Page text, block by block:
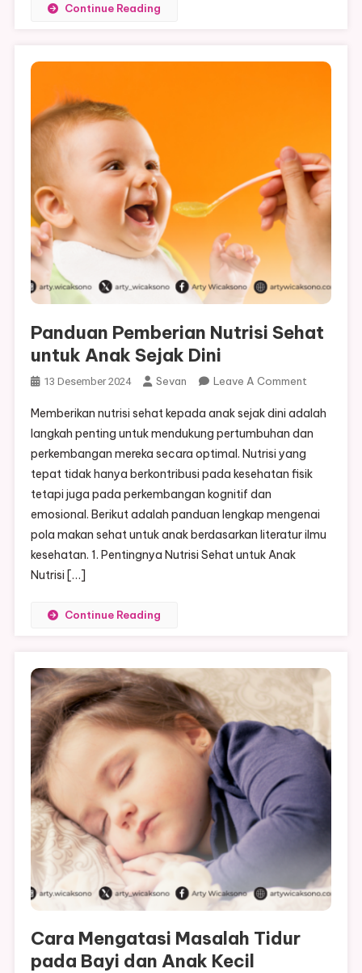
Continue Reading
Panduan Pemberian Nutrisi Sehat
untuk Anak Sejak Dini
13 Desember 2024 Sevan Leave A CommentOn
Pemberian
Nutrisi
Untuk
Sejak
Dini
Memberikan nutrisi sehat kepada anak sejak dini adalah
langkah penting untuk mendukung pertumbuhan dan
perkembangan mereka secara optimal. Nutrisi yang
tepat tidak hanya berkontribusi pada kesehatan fisik
tetapi juga pada perkembangan kognitif dan
emosional. Berikut adalah panduan lengkap mengenai
pola makan sehat untuk anak berdasarkan literatur ilmu
kesehatan. 1. Pentingnya Nutrisi Sehat untuk Anak
Nutrisi […]
Continue Reading
Cara Mengatasi Masalah Tidur
pada Bayi dan Anak Kecil